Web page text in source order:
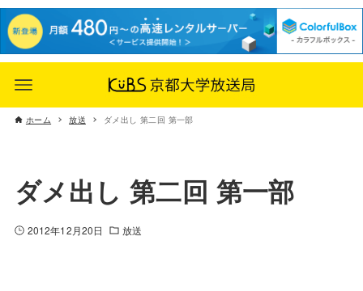
ホーム 放送 ダメ出し 第二回 第一部
ダメ出し 第二回 第一部
2012年12月20日 放送